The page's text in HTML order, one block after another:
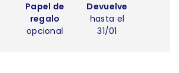
Papel de
regalo
opcional
Devuelve
hasta el
31/01